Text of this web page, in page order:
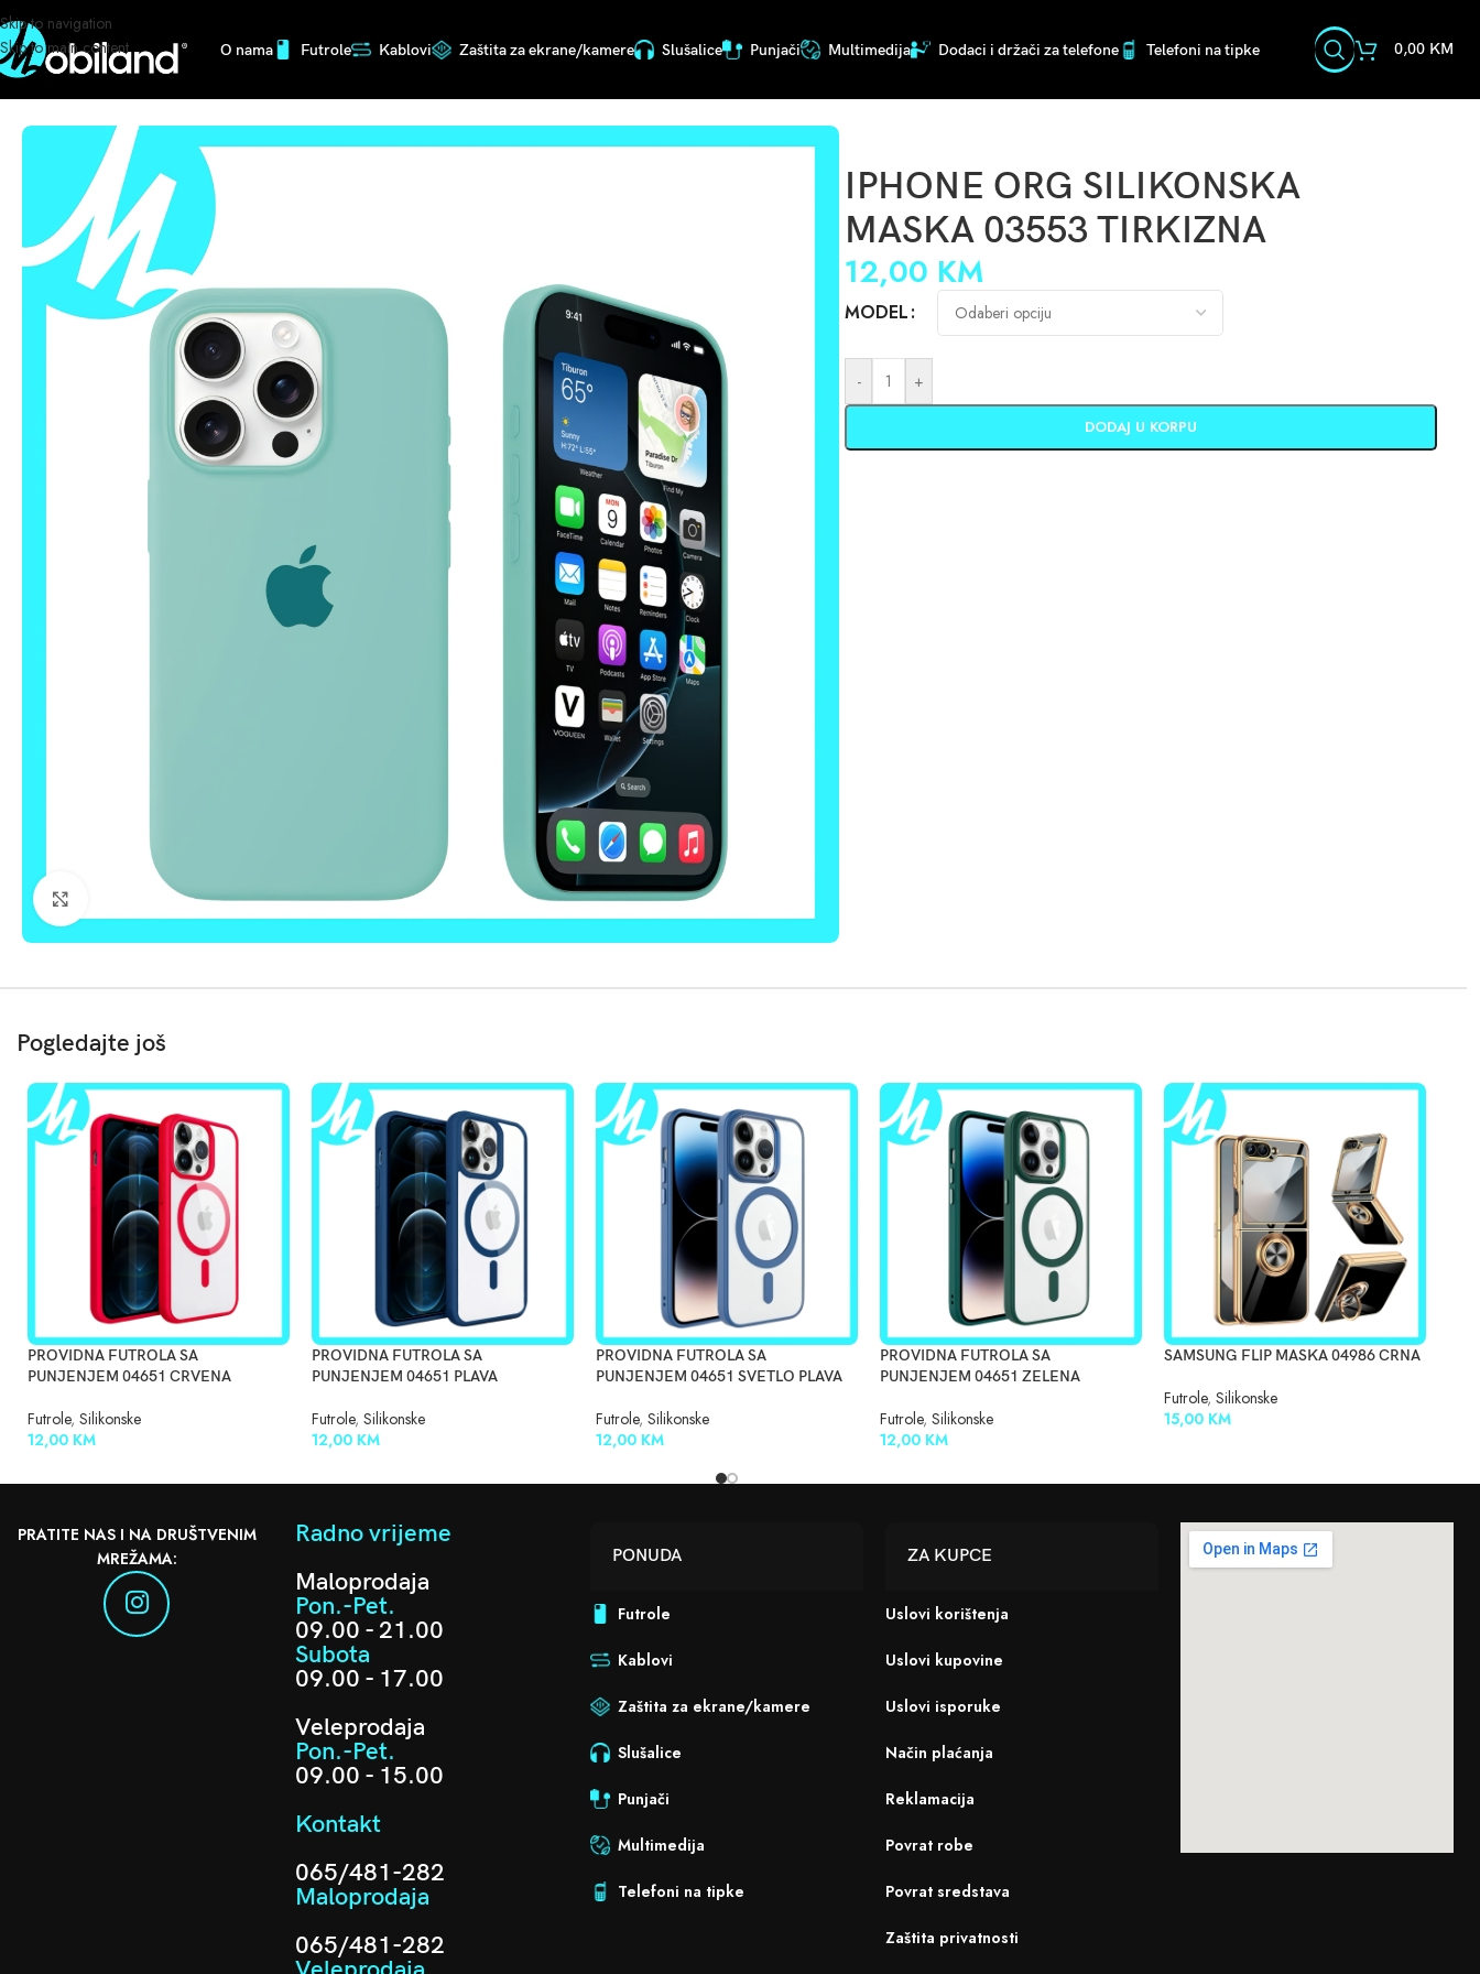
Skip to navigation
Skip to main content
O nama Futrole Kablovi Zaštita za ekrane/kamere Slušalice Punjači Multimedija Dodaci i držači za telefone Telefoni na tipke 0,00 KM
Početna/Futrole/ Silikonske/
Click to enlarge
IPHONE ORG SILIKONSKA
MASKA 03553 TIRKIZNA
12,00 KM
MODEL
- +
DODAJ U KORPU
Pogledajte još
PROVIDNA FUTROLA SA
PUNJENJEM 04651 CRVENA
Futrole, Silikonske
12,00 KM
PROVIDNA FUTROLA SA
PUNJENJEM 04651 PLAVA
Futrole, Silikonske
12,00 KM
PROVIDNA FUTROLA SA
PUNJENJEM 04651 SVETLO PLAVA
Futrole, Silikonske
12,00 KM
PROVIDNA FUTROLA SA
PUNJENJEM 04651 ZELENA
Futrole, Silikonske
12,00 KM
SAMSUNG FLIP MASKA 04986 CRNA
Futrole, Silikonske
15,00 KM
PRATITE NAS I NA DRUŠTVENIM
MREŽAMA:
Radno vrijeme
Maloprodaja
Pon.-Pet.
09.00 - 21.00
Subota
09.00 - 17.00
Veleprodaja
Pon.-Pet.
09.00 - 15.00
Kontakt
065/481-282
Maloprodaja
065/481-282
PONUDA
Futrole
Kablovi
Zaštita za ekrane/kamere
Slušalice
Punjači
Multimedija
Telefoni na tipke
ZA KUPCE
Uslovi korištenja
Uslovi kupovine
Uslovi isporuke
Način plaćanja
Reklamacija
Povrat robe
Povrat sredstava
Zaštita privatnosti